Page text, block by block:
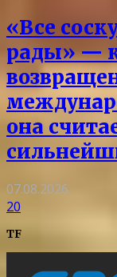
«Все
рады» —
она
07.08.2026
20
TF